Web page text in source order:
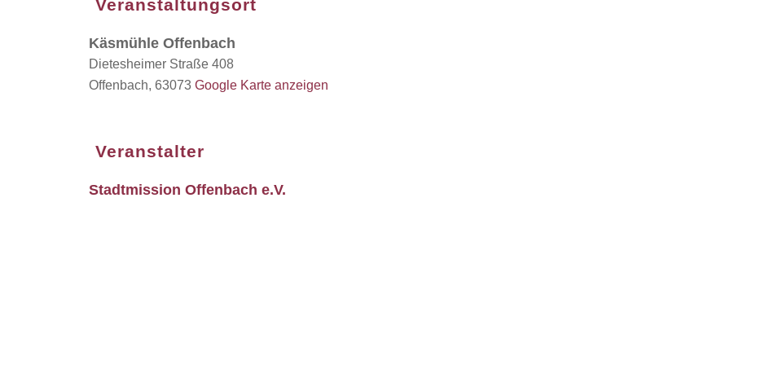
Veranstaltungsort
Käsmühle Offenbach
Dietesheimer Straße 408
Offenbach, 63073 Google Karte anzeigen
Veranstalter
Stadtmission Offenbach e.V.